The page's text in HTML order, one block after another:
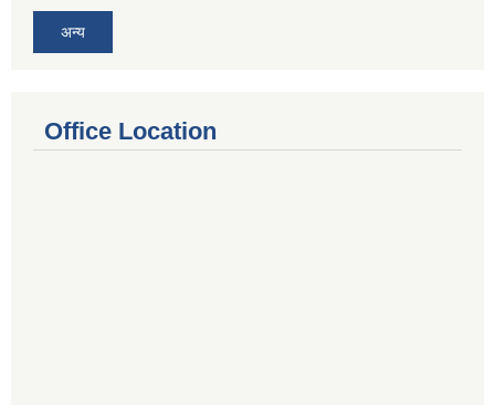
अन्य
Office Location